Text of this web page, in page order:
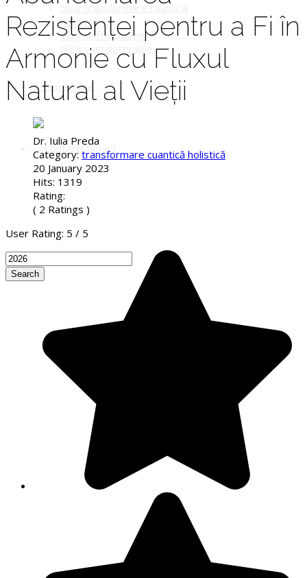
Blog transformare cuantică
holistică
Blog theta healing
Blog cristaloterapie
Despre mine
Contact
Search
Rezistenței pentru a Fi în
Armonie cu Fluxul
Natural al Vieții
Dr. Iulia Preda
Category: transformare cuantică holistică
20 January 2023
Hits: 1319
Rating:
( 2 Ratings )
User Rating: 5 / 5